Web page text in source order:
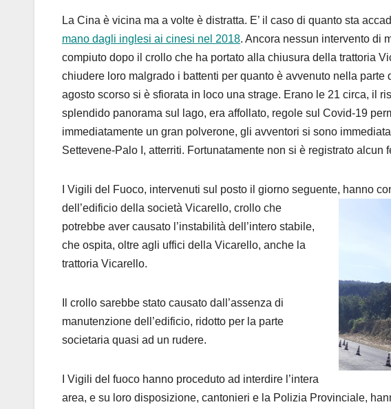
La Cina è vicina ma a volte è distratta. E’ il caso di quanto sta
mano dagli inglesi ai cinesi nel 2018. Ancora nessun intervento di
compiuto dopo il crollo che ha portato alla chiusura della trattoria
chiudere loro malgrado i battenti per quanto è avvenuto nella
agosto scorso si è sfiorata in loco una strage. Erano le 21 circa, il
splendido panorama sul lago, era affollato, regole sul Covid-19
immediatamente un gran polverone, gli avventori si sono
Settevene-Palo I, atterriti. Fortunatamente non si è registrato alcun
I Vigili del Fuoco, intervenuti sul posto il giorno seguente, hanno
dell’edificio della società Vicarello, crollo che
potrebbe aver causato l’instabilità dell’intero stabile,
che ospita, oltre agli uffici della Vicarello, anche la
trattoria Vicarello.
Il crollo sarebbe stato causato dall’assenza di
manutenzione dell’edificio, ridotto per la parte
societaria quasi ad un rudere.
I Vigili del fuoco hanno proceduto ad interdire l’intera
area, e su loro disposizione, cantonieri e la Polizia Provinciale,